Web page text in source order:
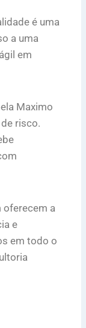
é uma
a uma
em
Maximo
risco.
oferecem a
e
em todo o